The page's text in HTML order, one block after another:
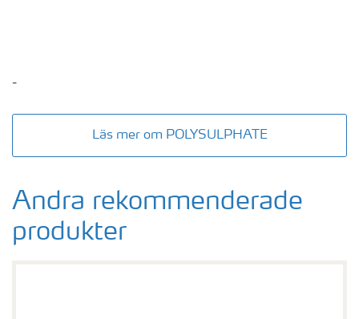
-
Läs mer om POLYSULPHATE
Andra rekommenderade
produkter